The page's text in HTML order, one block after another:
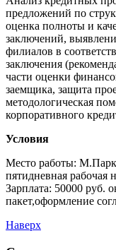
предложений по
оценка полноты и
заключений,
филиалов в
заключения
части оценки
заемщика, защита
методологическая
корпоративного
Условия
Место работы:
пятидневная рабочая
Зарплата: 50000 руб.
пакет,оформление
Наверх